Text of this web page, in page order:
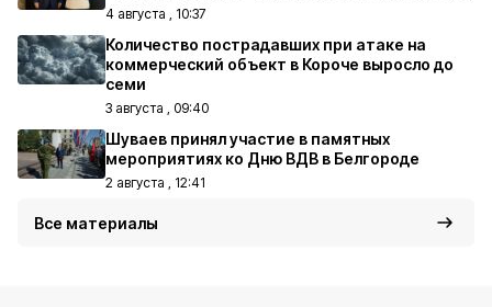
4 августа , 10:37
Количество пострадавших при атаке на
коммерческий объект в Короче выросло до
семи
3 августа , 09:40
Шуваев принял участие в памятных
мероприятиях ко Дню ВДВ в Белгороде
2 августа , 12:41
Все материалы